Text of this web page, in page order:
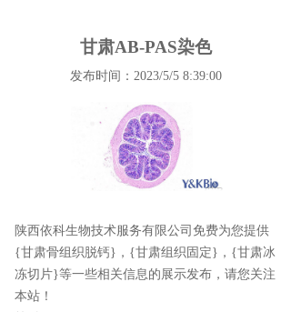
甘肃AB-PAS染色
发布时间：2023/5/5 8:39:00
陕西依科生物技术服务有限公司免费为您提供
{甘肃骨组织脱钙} ，{甘肃组织固定}，{甘肃冰
冻切片}等一些相关信息的展示发布，请您关注
本站！